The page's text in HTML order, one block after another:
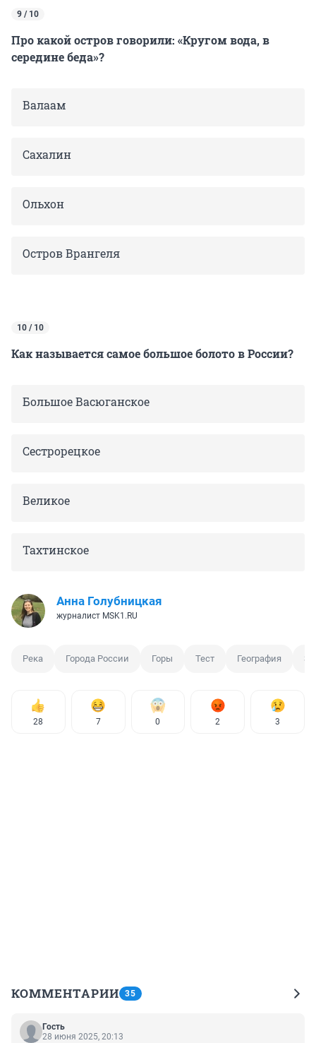
9 / 10
Про какой остров говорили: «Кругом вода, в
середине беда»?
Валаам
Сахалин
Ольхон
Остров Врангеля
10 / 10
Как называется самое большое болото в России?
Большое Васюганское
Сестрорецкое
Великое
Тахтинское
Анна Голубницкая
журналист MSK1.RU
Река Города России Горы Тест География
28 7 0 2 3
КОММЕНТАРИИ 35
Гость
28 июня 2025, 20:13